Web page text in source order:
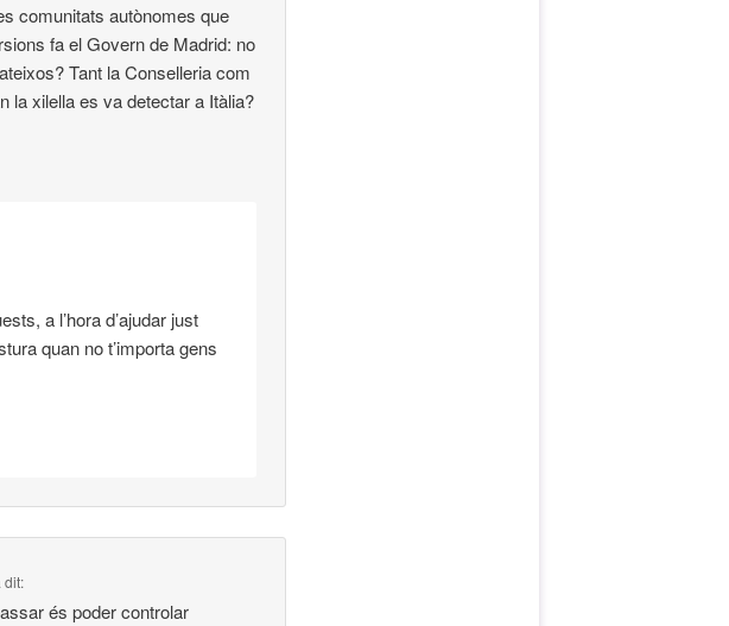
comunitats autònomes que
fa el Govern de Madrid: no
Tant la Conselleria com
la xilella es va detectar a Itàlia?
a l’hora d’ajudar just
quan no t’importa gens
dit:
és poder controlar